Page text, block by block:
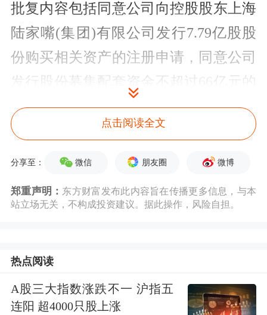
批复内容包括同意公司向控股股东上海
陆家嘴(集团)有限公司发行7.79亿股股
份购买相关资产的注册申请，同意公司
发行股份募集配套资金不超过66亿元的
注册申请等。
该批文有效期为12个月。这也是自证监
会发布支持房地产 平稳健康发展相关政
策以来，沪市落地的首单房企重组项
项目储备，公司资产规模、资产质量将
点击阅读全文
分享至： 微信 朋友圈 微博
郑重声明： 东方财富发布此内容旨在传播更多信息，与本
站立场无关，不构成投资建议。据此操作，风险自担。
热点阅读
A股三大指数涨跌不一 沪指五
连阳 超4000只股上涨